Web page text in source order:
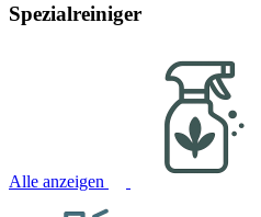
Spezialreiniger
Alle anzeigen